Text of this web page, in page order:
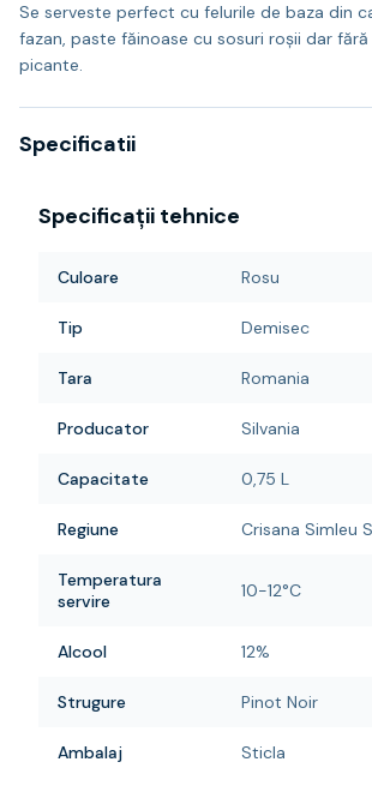
Se serveste perfect cu felurile de baza din
fazan, paste făinoase cu sosuri roșii dar
picante.
Specificatii
Specificații tehnice
Culoare Rosu
Tip Demisec
Tara Romania
Producator Silvania
Capacitate 0,75 L
Regiune Crisana Simleu
Temperatura
servire
10-12°C
Alcool 12%
Strugure Pinot Noir
Ambalaj Sticla